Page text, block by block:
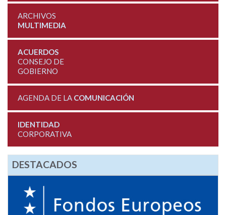
ARCHIVOS
MULTIMEDIA
ACUERDOS
CONSEJO DE
GOBIERNO
AGENDA DE LA COMUNICACIÓN
IDENTIDAD
CORPORATIVA
DESTACADOS